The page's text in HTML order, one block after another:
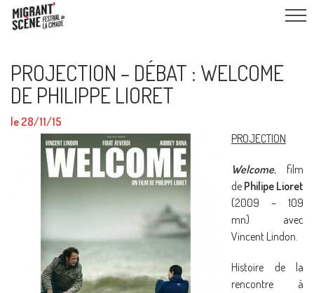
PROJECTION – DÉBAT : WELCOME
DE PHILIPPE LIORET
le 28/11/15
PROJECTION
Welcome, film
de Philipe Lioret
(2009 – 109
mn) avec
Vincent Lindon.
Histoire de la
rencontre à